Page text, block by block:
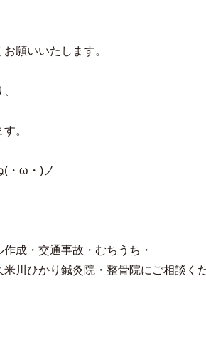
願いいたします。
。
(・ω・)ノ
成・交通事故・むちうち・
川ひかり鍼灸院・整骨院にご相談く